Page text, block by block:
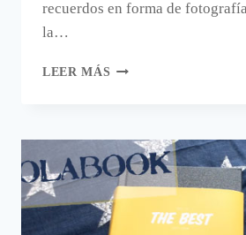
recuerdos en forma de
la…
LEER MÁS ¿QUÉ
DÍA
DE
LA
MADRE?